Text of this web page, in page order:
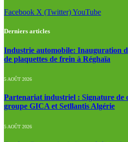
Facebook X (Twitter)YouTube
Derniers articles
Industrie automobile: Inauguration
de plaquettes de frein à Réghaïa
5 AOÛT 2026
Partenariat industriel : Signature de
groupe GICA et Setllantis Algérie
5 AOÛT 2026